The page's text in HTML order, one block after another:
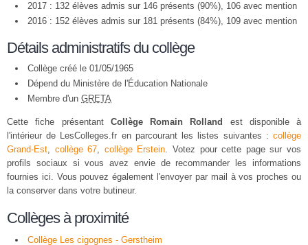
2017 : 132 élèves admis sur 146 présents (90%), 106 avec mention
2016 : 152 élèves admis sur 181 présents (84%), 109 avec mention
Détails administratifs du collège
Collège créé le 01/05/1965
Dépend du Ministère de l'Éducation Nationale
Membre d'un GRETA
Cette fiche présentant Collège Romain Rolland
est disponible à
l'intérieur de LesColleges.fr en parcourant les listes suivantes : collège
Grand-Est, collège 67, collège Erstein. Votez pour cette page sur vos
profils sociaux si vous avez envie de recommander les informations
fournies ici. Vous pouvez également l'envoyer par mail à vos proches ou
la conserver dans votre butineur.
Collèges à proximité
Collège Les cigognes - Gerstheim